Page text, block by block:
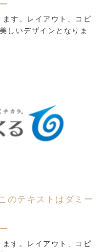
す。レイアウト、コピ
しいデザインとなりま
のテキストはダミー
す。レイアウト、コピ